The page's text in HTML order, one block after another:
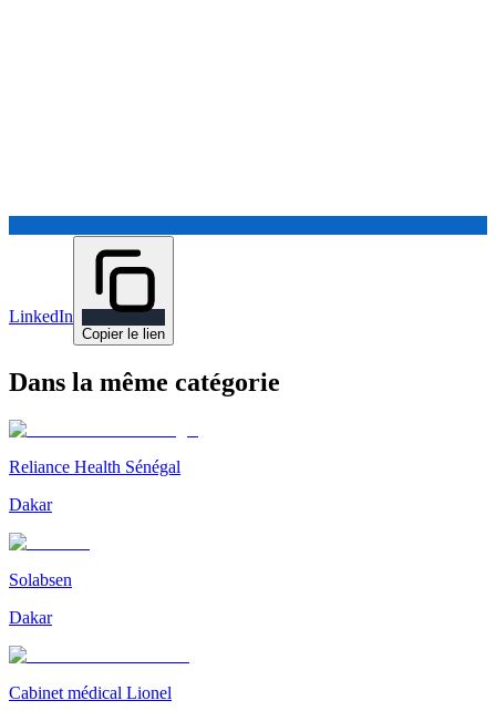
LinkedIn
Copier le lien
Dans la même catégorie
Reliance Health Sénégal
Dakar
Solabsen
Dakar
Cabinet médical Lionel